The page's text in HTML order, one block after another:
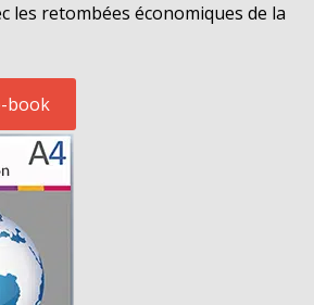
les retombées économiques de la
book